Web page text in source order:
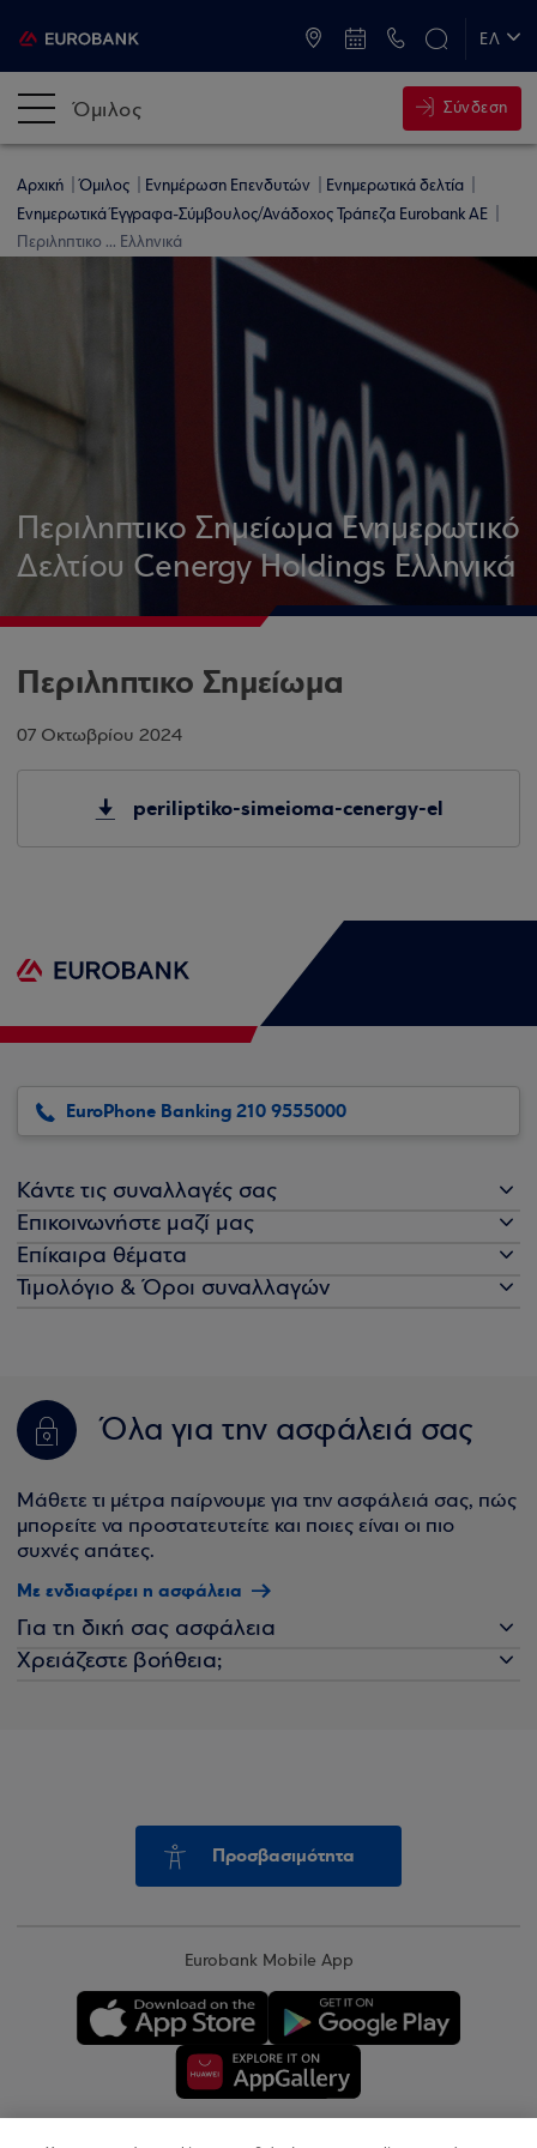
ΕΛ
Όμιλος Σύνδεση
Αρχική Όμιλος Ενημέρωση Επενδυτών
Ενημερωτικά δελτία
Ενημερωτικά Έγγραφα-Σύμβουλος/Ανάδοχος Τράπεζα Eurobank AE
Περιληπτικο ... Ελληνικά
Περιληπτικο Σημείωμα Ενημερωτικό
Δελτίου Cenergy Holdings Ελληνικά
Περιληπτικο Σημείωμα
07 Οκτωβρίου 2024
periliptiko-simeioma-cenergy-el
EuroPhone Banking 210 9555000
Κάντε τις συναλλαγές σας
Επικοινωνήστε μαζί μας
Επίκαιρα θέματα
Τιμολόγιο & Όροι συναλλαγών
Όλα για την ασφάλειά σας
Μάθετε τι μέτρα παίρνουμε για την ασφάλειά σας, πώς
μπορείτε να προστατευτείτε και ποιες είναι οι πιο
συχνές απάτες.
Με ενδιαφέρει η ασφάλεια
Για τη δική σας ασφάλεια
Χρειάζεστε βοήθεια;
Προσβασιμότητα
Eurobank Mobile App